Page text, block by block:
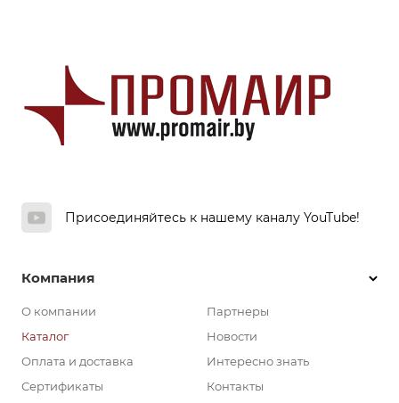
Присоединяйтесь к нашему каналу YouTube!
Компания
О компании
Каталог
Оплата и доставка
Сертификаты
Партнеры
Новости
Интересно знать
Контакты